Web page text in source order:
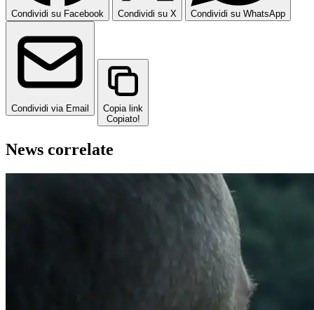
Condividi su Facebook Condividi su X Condividi su WhatsApp
Condividi via Email
Copia link
Copiato!
News correlate